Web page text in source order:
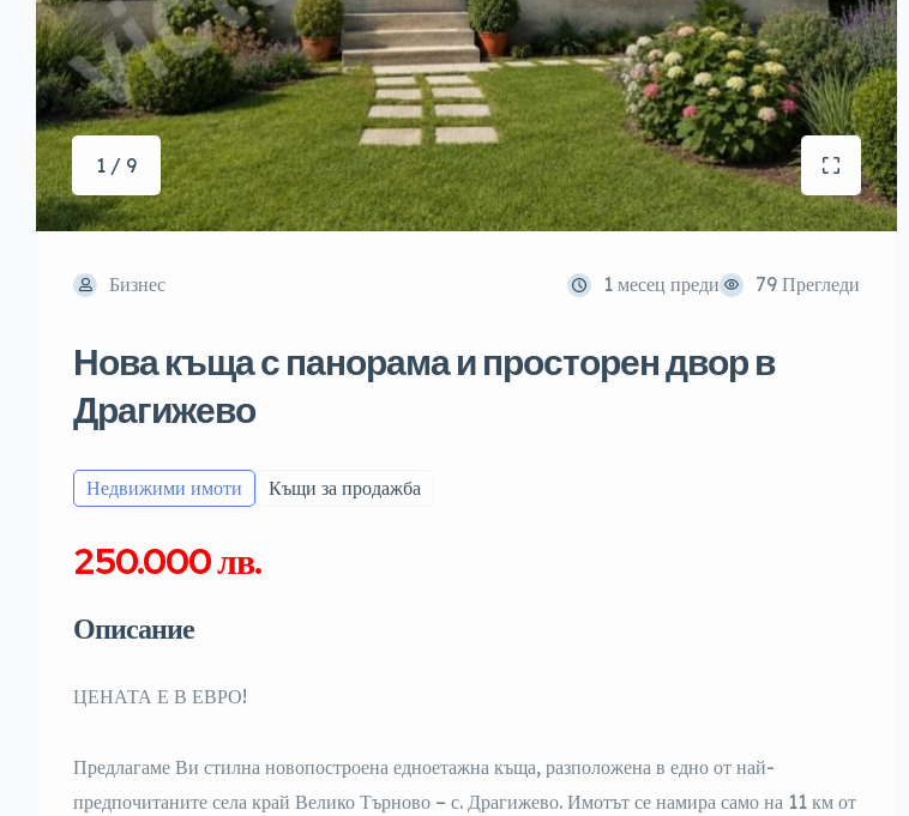
1 / 9
Бизнес 1 месец преди 79 Прегледи
Нова къща с панорама и просторен двор в
Драгижево
Недвижими имоти Къщи за продажба
250.000 лв.
Описание
ЦЕНАТА Е В ЕВРО!
Предлагаме Ви стилна новопостроена едноетажна къща, разположена в едно от най-
предпочитаните села край Велико Търново – с. Драгижево. Имотът се намира само на 11 км от